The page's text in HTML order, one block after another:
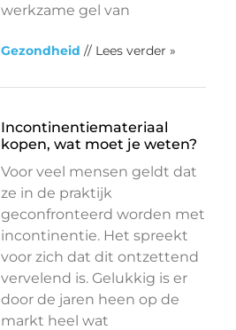
werkzame gel van
Gezondheid // Lees verder »
Incontinentiemateriaal
kopen, wat moet je weten?
Voor veel mensen geldt dat
ze in de praktijk
geconfronteerd worden met
incontinentie. Het spreekt
voor zich dat dit ontzettend
vervelend is. Gelukkig is er
door de jaren heen op de
markt heel wat